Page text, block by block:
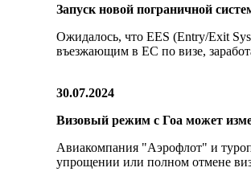
Запуск новой пограничной
Ожидалось, что EES (Entry/Exit
въезжающим в ЕС по визе,
30.07.2024
Визовый режим с Гоа может
Авиакомпания "Аэрофлот" и
упрощении или полном отмене